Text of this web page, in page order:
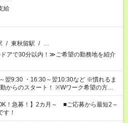
給
/ 東秋留駅 / …
アで30分以内！≫ご希望の勤務地を紹介
翌9:30 ・16:30～翌10:30など ※慣れるま
ート！ ※Wワーク希望の方へ
する勤務時間と、もう1つのお仕事の勤務
間を超える場合は応募できません。
！急募！】2カ月～ ■ご応募から最短2～
す！